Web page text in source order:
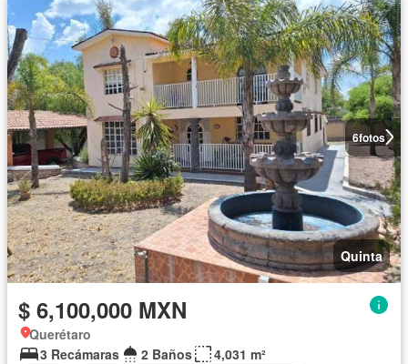
6fotos
Quinta
$ 6,100,000 MXN
Querétaro
3 Recámaras
2 Baños
4,031 m²